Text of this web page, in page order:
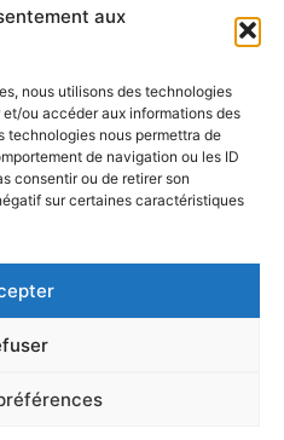
aux
nous utilisons des technologies
ou accéder aux informations des
technologies nous permettra de
de navigation ou les ID
consentir ou de retirer son
sur certaines caractéristiques